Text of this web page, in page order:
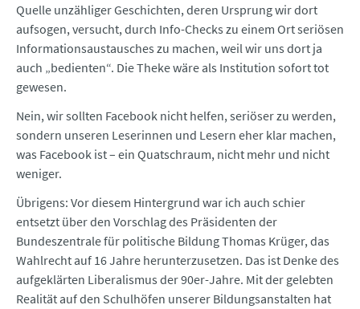
Quelle unzähliger Geschichten, deren Ursprung wir dort
aufsogen, versucht, durch Info-Checks zu einem Ort seriösen
Informationsaustausches zu machen, weil wir uns dort ja
auch „bedienten“. Die Theke wäre als Institution sofort tot
gewesen.
Nein, wir sollten Facebook nicht helfen, seriöser zu werden,
sondern unseren Leserinnen und Lesern eher klar machen,
was Facebook ist – ein Quatschraum, nicht mehr und nicht
weniger.
Übrigens: Vor diesem Hintergrund war ich auch schier
entsetzt über den Vorschlag des Präsidenten der
Bundeszentrale für politische Bildung Thomas Krüger, das
Wahlrecht auf 16 Jahre herunterzusetzen. Das ist Denke des
aufgeklärten Liberalismus der 90er-Jahre. Mit der gelebten
Realität auf den Schulhöfen unserer Bildungsanstalten hat